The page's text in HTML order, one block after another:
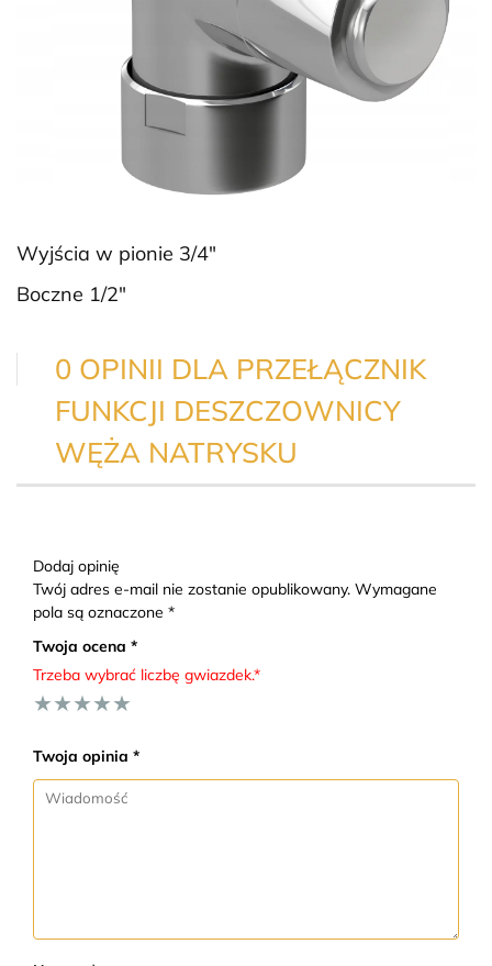
Wyjścia w pionie 3/4″
Boczne 1/2″
0 OPINII DLA PRZEŁĄCZNIK
FUNKCJI DESZCZOWNICY
WĘŻA NATRYSKU
Dodaj opinię
Twój adres e-mail nie zostanie opublikowany. Wymagane
pola są oznaczone *
Twoja ocena *
Trzeba wybrać liczbę gwiazdek.*
★
★
★
★
★
Twoja opinia *